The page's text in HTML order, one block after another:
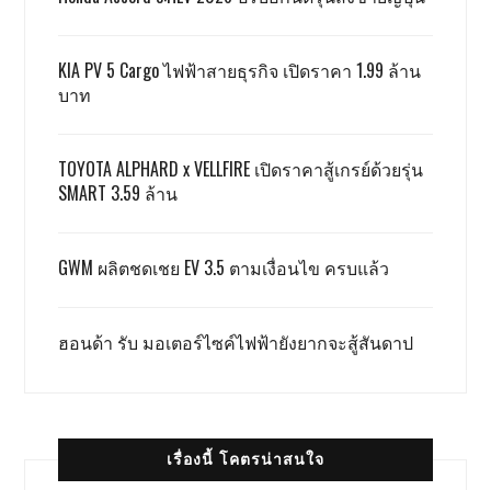
KIA PV 5 Cargo ไฟฟ้าสายธุรกิจ เปิดราคา 1.99 ล้าน
บาท
TOYOTA ALPHARD x VELLFIRE เปิดราคาสู้เกรย์ด้วยรุ่น
SMART 3.59 ล้าน
GWM ผลิตชดเชย EV 3.5 ตามเงื่อนไข ครบแล้ว
ฮอนด้า รับ มอเตอร์ไซค์ไฟฟ้ายังยากจะสู้สันดาป
เรื่องนี้ โคตรน่าสนใจ